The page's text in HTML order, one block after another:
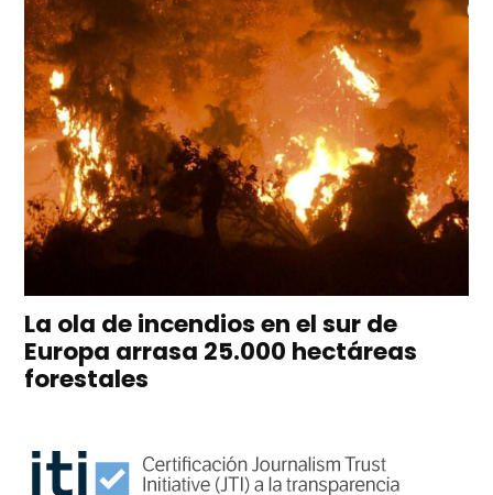
La ola de incendios en el sur de
Europa arrasa 25.000 hectáreas
forestales